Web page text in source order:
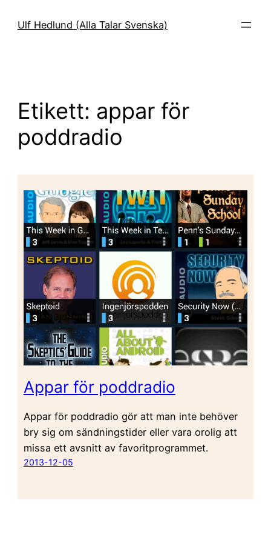
Ulf Hedlund (Alla Talar Svenska)
Etikett: appar för
poddradio
Appar för poddradio
Appar för poddradio gör att man inte behöver
bry sig om sändningstider eller vara orolig att
missa ett avsnitt av favoritprogrammet.
2013-12-05